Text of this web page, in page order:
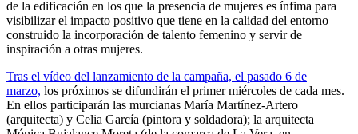
de la edificación en los que la presencia de mujeres es ínfima para
visibilizar el impacto positivo que tiene en la calidad del entorno
construido la incorporación de talento femenino y servir de
inspiración a otras mujeres.
Tras el vídeo del lanzamiento de la campaña, el pasado 6 de
marzo, los próximos se difundirán el primer miércoles de cada mes.
En ellos participarán las murcianas María Martínez-Artero
(arquitecta) y Celia García (pintora y soldadora); la arquitecta